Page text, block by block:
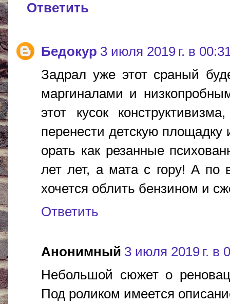
Ответить
Бедокур 3 июля 2019 г. в
Задрал уже этот сраный
маргиналами и
этот кусок
перенести детскую площадку
орать как резанные
лет лет, а мата с гору! А по
хочется облить бензином и
Ответить
Анонимный 3 июля 2019 г. в
Небольшой сюжет о
Под роликом имеется